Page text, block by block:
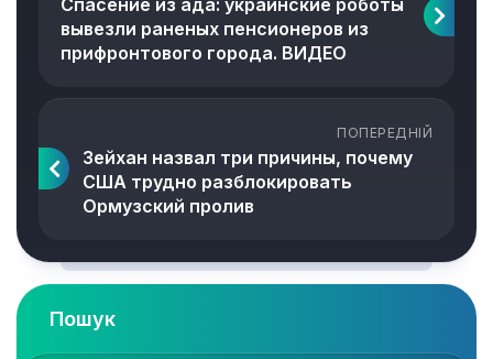
Спасение из ада: украинские роботы
вывезли раненых пенсионеров из
прифронтового города. ВИДЕО
ПОПЕРЕДНІЙ
Зейхан назвал три причины, почему
США трудно разблокировать
Ормузский пролив
Пошук